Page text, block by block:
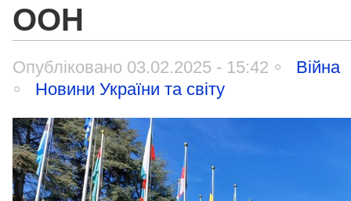
ООН
Опубліковано 03.02.2025 - 15:42
Війна
Новини України та світу